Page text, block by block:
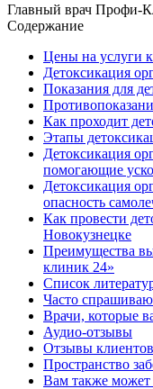
Главный врач Профи-
Содержание
Цены на услуги
Детоксикация
Показания для
Как проходит
Этапы
Детоксикация
помогающие
Детоксикация
опасность
Как провести
Новокузнецке
Преимущества
клиник 24»
Список
Часто
Врачи, которые
Аудио-отзывы
Отзывы
Пространство
Вам также может